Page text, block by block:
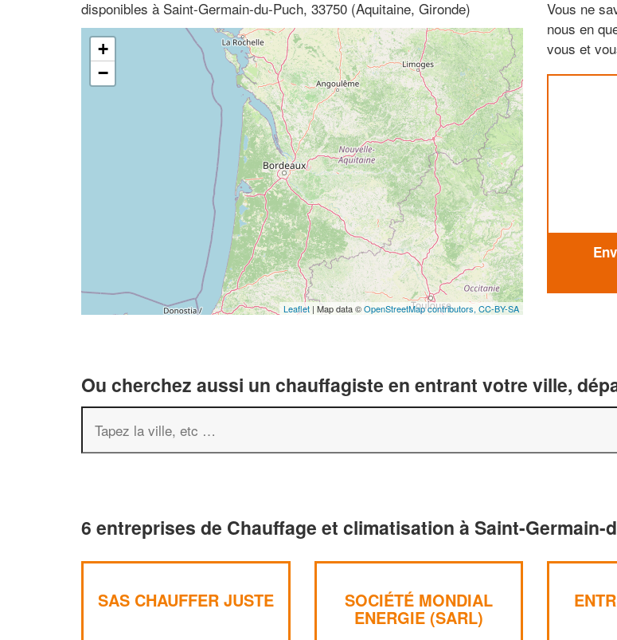
disponibles à Saint-Germain-du-Puch, 33750 (Aquitaine, Gironde)
+
−
Leaflet | Map data ©OpenStreetMap contributors, CC-BY-SA
Vous ne
nous en
vous et
Ou cherchez aussi un chauffagiste en entrant votre ville,
6 entreprises de Chauffage et climatisation à Saint-Germain-
SAS CHAUFFER JUSTE SOCIÉTÉ MONDIAL
ENERGIE (SARL)